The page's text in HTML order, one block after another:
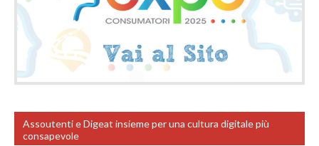
Assoutenti e Digeat insieme per una cultura digitale più
consapevole